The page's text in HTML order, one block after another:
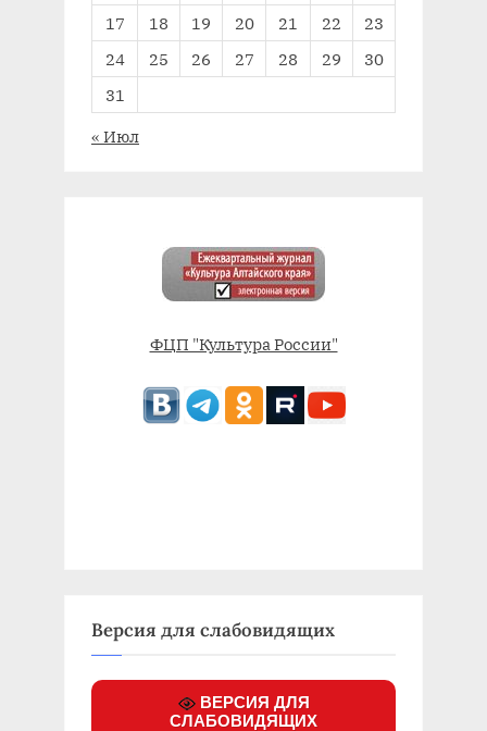
17
18 19 20 21 22
23
24
25 26 27 28 29
30
31
« Июл
ФЦП "Культура России"
Версия для слабовидящих
ВЕРСИЯ ДЛЯ
СЛАБОВИДЯЩИХ